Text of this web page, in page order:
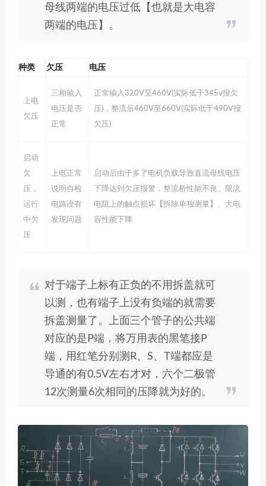
母线两端的电压过低【也就是大电容
两端的电压】。
种类 欠压 电压
上电
欠压
三相输入
电压是否
正常
正常输入320V至460V(实际低于345v报欠
压)，整流后460V至660V(实际低于490V报
欠压)
启动
欠
压，
运行
中欠
压
上电正常
说明自检
电路没有
发现问题
启动后由于多了电机负载导致直流母线电压
下降达到欠压报警，整流桥性能不良、限流
电阻上的触点损坏【拆除单独测量】、大电
容性能下降
对于端子上标有正负的不用拆盖就可
以测，也有端子上没有负端的就需要
拆盖测量了。上面三个管子的公共端
对应的是P端，将万用表的黑笔接P
端，用红笔分别测R、S、T端都应是
导通的有0.5V左右才对，六个二极管
12次测量6次相同的压降就为好的。